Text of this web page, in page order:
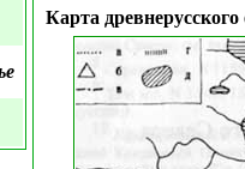
Карта